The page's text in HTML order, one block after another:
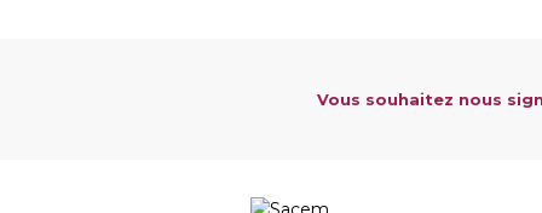
Vous souhaitez nous